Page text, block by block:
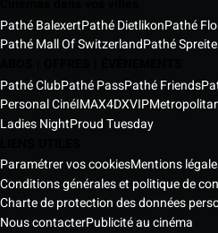
Pathé BalexertPathé DietlikonPathé
Pathé Mall Of SwitzerlandPathé
Pathé ClubPathé PassPathé Friends
Personal CinéIMAX4DXVIP
Ladies NightProud Tuesday
Paramétrer vos cookiesMentions
Conditions générales et politique de
Charte de protection des données
Nous contacterPublicité au cinéma